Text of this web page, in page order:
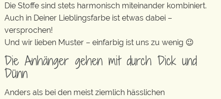
Die Stoffe sind stets harmonisch miteinander kombiniert.
Auch in Deiner Lieblingsfarbe ist etwas dabei –
versprochen!
Und wir lieben Muster – einfarbig ist uns zu wenig 😉
Die Anhänger gehen mit durch Dick und
Dünn
Anders als bei den meist ziemlich hässlichen